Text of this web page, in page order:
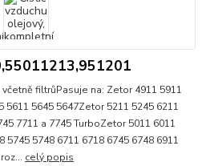
filtrůPasuje na: Zetor 4911 5911
5611 5645 5647Zetor 5211 5245 6211
7711 a 7745 TurboZetor 5011 6011
5745 5748 6711 6718 6745 6748 6911
celý popis